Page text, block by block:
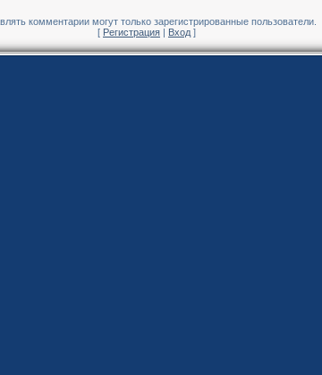
комментарии могут только зарегистрированные пользователи.
[ Регистрация | Вход ]